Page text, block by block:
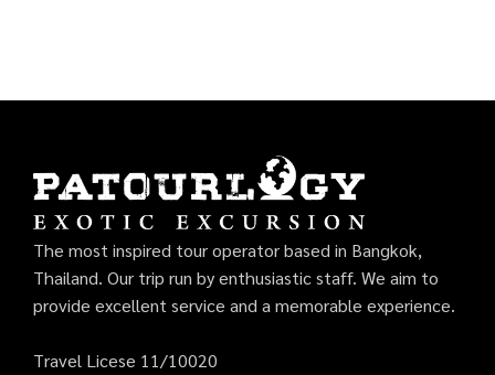
The most inspired tour operator based in Bangkok,
Thailand. Our trip run by enthusiastic staff. We aim to
provide excellent service and a memorable experience.
Travel Licese 11/10020